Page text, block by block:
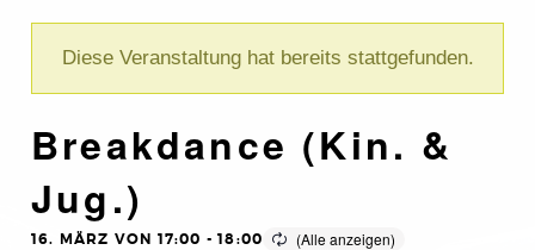
Diese Veranstaltung hat bereits stattgefunden.
Breakdance (Kin. &
Jug.)
16. MÄRZ VON 17:00 -18:00